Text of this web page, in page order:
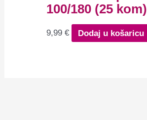
100/180 (25 kom)
9,99€ Dodaj u košaricu